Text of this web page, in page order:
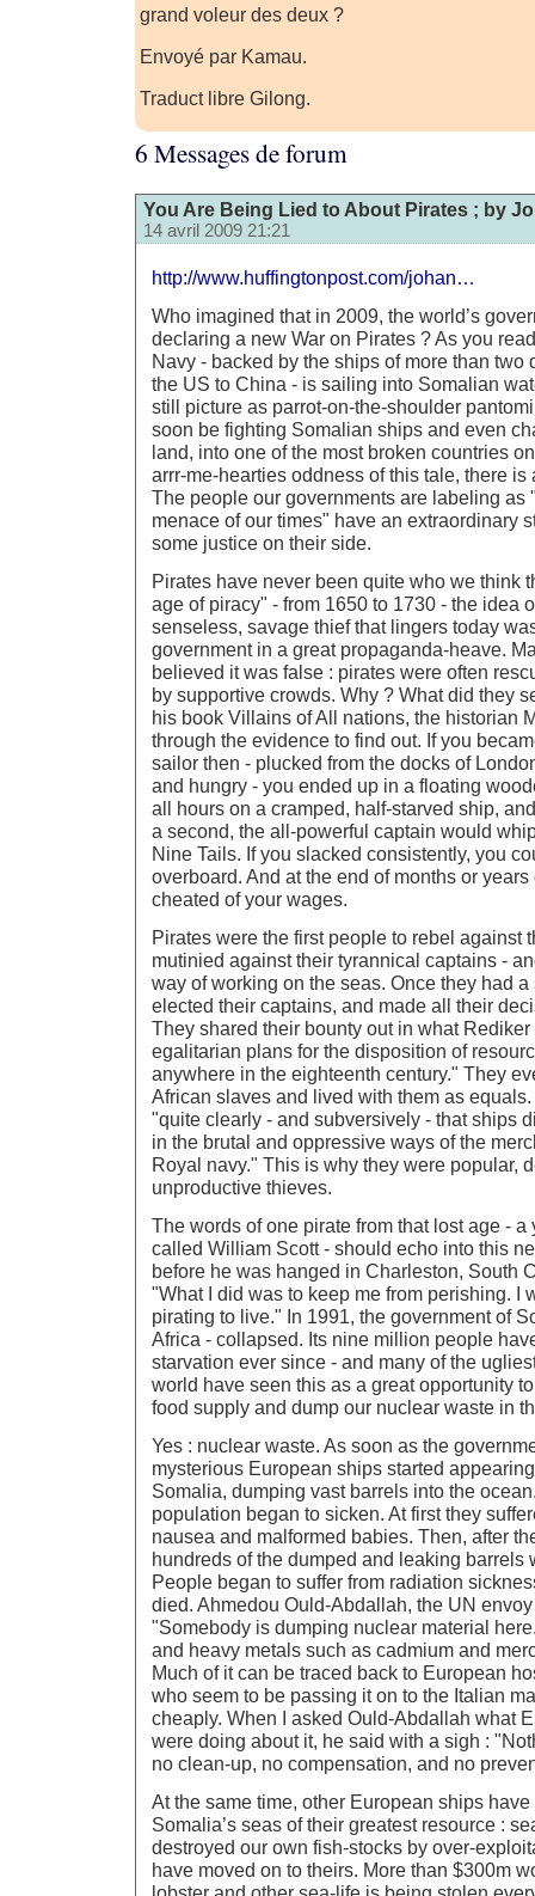
grand voleur des deux ?
Envoyé par Kamau.
Traduct libre Gilong.
6 Messages de forum
You Are Being Lied to About Pirates ; by
14 avril 2009 21:21
http://www.huffingtonpost.com/johan…
Who imagined that in 2009, the world’s
declaring a new War on Pirates ? As you
Navy - backed by the ships of more than two
the US to China - is sailing into Somalian
still picture as parrot-on-the-shoulder
soon be fighting Somalian ships and even
land, into one of the most broken countries
arrr-me-hearties oddness of this tale, there is
The people our governments are labeling as
menace of our times" have an extraordinary
some justice on their side.
Pirates have never been quite who we think
age of piracy" - from 1650 to 1730 - the idea
senseless, savage thief that lingers today
government in a great propaganda-heave.
believed it was false : pirates were often
by supportive crowds. Why ? What did they
his book Villains of All nations, the historian
through the evidence to find out. If you
sailor then - plucked from the docks of
and hungry - you ended up in a floating
all hours on a cramped, half-starved ship,
a second, the all-powerful captain would
Nine Tails. If you slacked consistently, you
overboard. And at the end of months or
cheated of your wages.
Pirates were the first people to rebel against
mutinied against their tyrannical captains -
way of working on the seas. Once they had
elected their captains, and made all their
They shared their bounty out in what
egalitarian plans for the disposition of
anywhere in the eighteenth century." They
African slaves and lived with them as
"quite clearly - and subversively - that ships
in the brutal and oppressive ways of the
Royal navy." This is why they were popular,
unproductive thieves.
The words of one pirate from that lost age -
called William Scott - should echo into this
before he was hanged in Charleston, South
"What I did was to keep me from perishing. I
pirating to live." In 1991, the government of
Africa - collapsed. Its nine million people
starvation ever since - and many of the
world have seen this as a great opportunity
food supply and dump our nuclear waste in
Yes : nuclear waste. As soon as the
mysterious European ships started
Somalia, dumping vast barrels into the
population began to sicken. At first they
nausea and malformed babies. Then, after
hundreds of the dumped and leaking barrels
People began to suffer from radiation
died. Ahmedou Ould-Abdallah, the UN
"Somebody is dumping nuclear material
and heavy metals such as cadmium and
Much of it can be traced back to European
who seem to be passing it on to the Italian
cheaply. When I asked Ould-Abdallah what
were doing about it, he said with a sigh :
no clean-up, no compensation, and no
At the same time, other European ships
Somalia’s seas of their greatest resource :
destroyed our own fish-stocks by over-
have moved on to theirs. More than $300m